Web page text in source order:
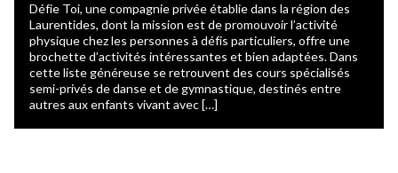
Défie Toi, une compagnie privée établie dans la région des
Laurentides, dont la mission est de promouvoir l’activité
physique chez les personnes à défis particuliers, offre une
brochette d’activités intéressantes et bien adaptées. Dans
cette liste généreuse se retrouvent des cours spécialisés
semi-privés de danse et de gymnastique, destinés entre
autres aux enfants vivant avec […]